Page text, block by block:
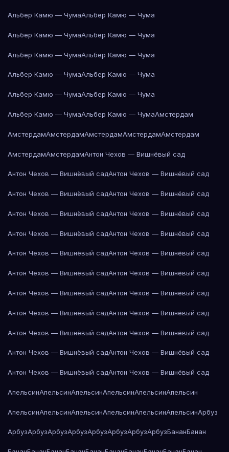
Альбер Камю — ЧумаАльбер Камю — Чума
Альбер Камю — ЧумаАльбер Камю — Чума
Альбер Камю — ЧумаАльбер Камю — Чума
Альбер Камю — ЧумаАльбер Камю — Чума
Альбер Камю — ЧумаАльбер Камю — Чума
Альбер Камю — ЧумаАльбер Камю — ЧумаАмстердам
АмстердамАмстердамАмстердамАмстердамАмстердам
АмстердамАмстердамАнтон Чехов — Вишнёвый сад
Антон Чехов — Вишнёвый садАнтон Чехов — Вишнёвый сад
Антон Чехов — Вишнёвый садАнтон Чехов — Вишнёвый сад
Антон Чехов — Вишнёвый садАнтон Чехов — Вишнёвый сад
Антон Чехов — Вишнёвый садАнтон Чехов — Вишнёвый сад
Антон Чехов — Вишнёвый садАнтон Чехов — Вишнёвый сад
Антон Чехов — Вишнёвый садАнтон Чехов — Вишнёвый сад
Антон Чехов — Вишнёвый садАнтон Чехов — Вишнёвый сад
Антон Чехов — Вишнёвый садАнтон Чехов — Вишнёвый сад
Антон Чехов — Вишнёвый садАнтон Чехов — Вишнёвый сад
Антон Чехов — Вишнёвый садАнтон Чехов — Вишнёвый сад
Антон Чехов — Вишнёвый садАнтон Чехов — Вишнёвый сад
АпельсинАпельсинАпельсинАпельсинАпельсинАпельсин
АпельсинАпельсинАпельсинАпельсинАпельсинАпельсинАрбуз
АрбузАрбузАрбузАрбузАрбузАрбузАрбузАрбузБананБанан